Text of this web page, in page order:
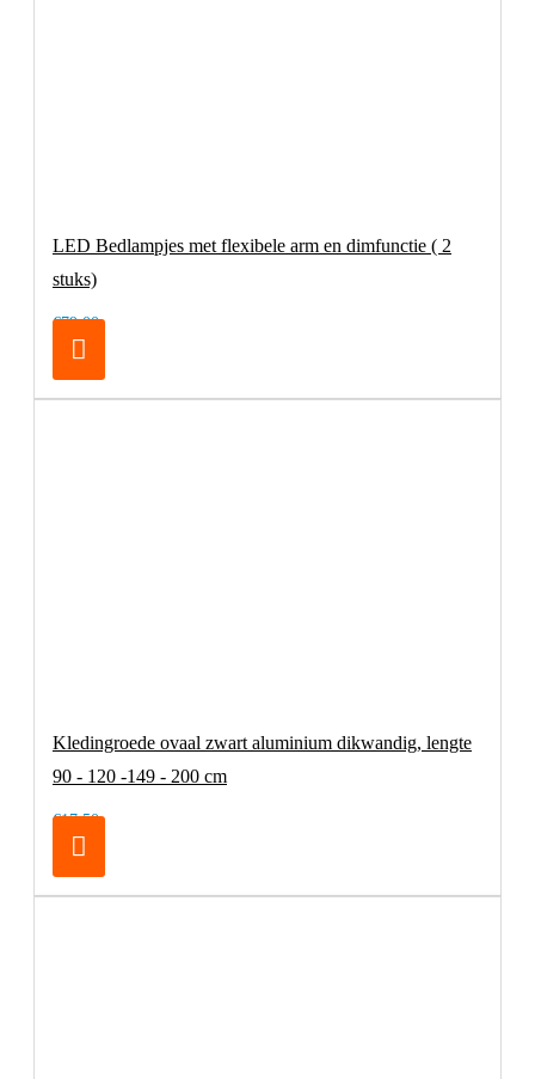
LED Bedlampjes met flexibele arm en dimfunctie ( 2
stuks)
€79,00
Kledingroede ovaal zwart aluminium dikwandig, lengte
90 - 120 -149 - 200 cm
€17,50